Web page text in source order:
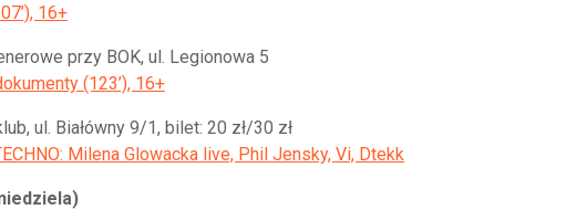
16+
przy BOK, ul. Legionowa 5
(123’), 16+
ul. Białówny 9/1, bilet: 20 zł/30 zł
Milena Glowacka live, Phil Jensky, Vi, Dtekk